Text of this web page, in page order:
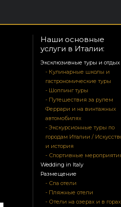
Наши основные
услуги в Италии:
Эксклюзивные туры и отдых
- Кулинарные школы и
гастрономические туры
- Шоппинг туры
- Путешествия за рулем
Феррари и на винтажных
автомобилях
- Экскурсионные туры по
городам Италии /
и история
- Спортивные
Wedding in Italy
Размещение
- Спа отели
- Пляжные отели
- Отели на озерах и в горах